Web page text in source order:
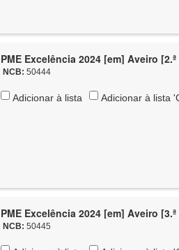
PME Excelência 2024 [em] Aveiro
NCB:50444
Adicionar à lista Adicionar à lista
PME Excelência 2024 [em] Aveiro
NCB:50445